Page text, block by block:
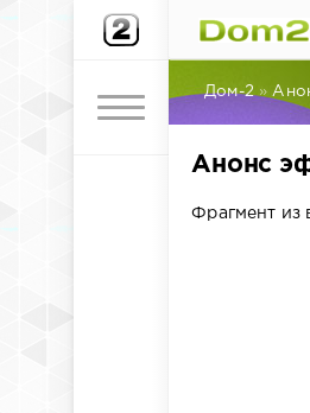
Дом-2 »
Анонс
Фрагмент из